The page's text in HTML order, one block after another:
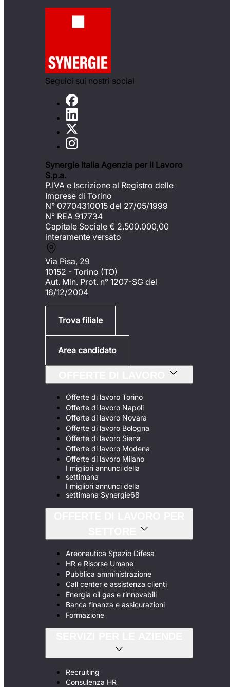
Seguici sui nostri social
Synergie Italia Agenzia per il Lavoro
S.p.a.
P.IVA e Iscrizione al Registro delle
Imprese di Torino
N° 07704310015 del 27/05/1999
N° REA 917734
Capitale Sociale € 2.500.000,00
interamente versato
Via Pisa, 29
10152 - Torino (TO)
Aut. Min. Prot. n° 1207-SG del
16/12/2004
Trova filiale
Area candidato
Offerte di lavoro Torino
Offerte di lavoro Napoli
Offerte di lavoro Novara
Offerte di lavoro Bologna
Offerte di lavoro Siena
Offerte di lavoro Modena
Offerte di lavoro Milano
I migliori annunci della
settimana
I migliori annunci della
settimana Synergie68
Areonautica Spazio Difesa
HR e Risorse Umane
Pubblica amministrazione
Call center e assistenza clienti
Energia oil gas e rinnovabili
Banca finanza e assicurazioni
Formazione
Recruiting
Consulenza HR